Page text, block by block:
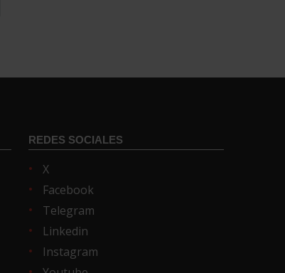
REDES SOCIALES
X
Facebook
Telegram
Linkedin
Instagram